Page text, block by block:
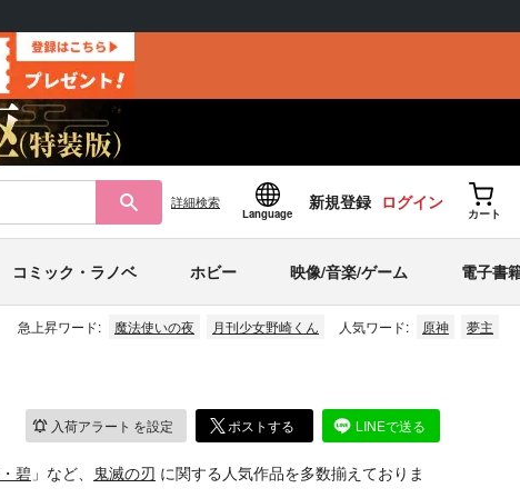
詳細検索
Language
新規登録 ログイン
カート
コミック・ラノベ ホビー 映像/音楽/ゲーム 電子書
急上昇ワード: 魔法使いの夜 月刊少女野崎くん 人気ワード: 原神 夢主
入荷アラート を設定 ポストする LINEで送る
碧 」など、 鬼滅の刃 に関する人気作品を多数揃えておりま